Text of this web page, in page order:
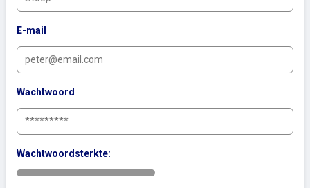
E-mail
Wachtwoord
Wachtwoordsterkte: